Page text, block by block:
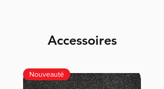
Accessoires
Nouveauté